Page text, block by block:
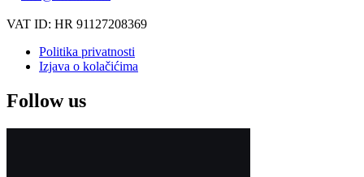
VAT ID: HR 91127208369
Politika privatnosti
Izjava o kolačićima
Follow us